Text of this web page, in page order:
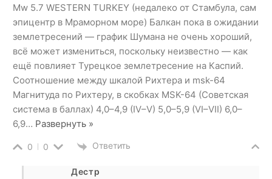
Mw 5.7 WESTERN TURKEY (недалеко от Стамбула, сам
эпицентр в Мраморном море) Балкан пока в ожидании
землетресений — график Шумана не очень хороший,
всё может измениться, поскольку неизвестно — как
ещё повлияет Турецкое землетресение на Каспий.
Соотношение между шкалой Рихтера и msk-64
Магнитуда по Рихтеру, в скобках MSK-64 (Советская
система в баллах) 4,0–4,9 (IV–V) 5,0–5,9 (VI–VII) 6,0–
6,9… Развернуть »
0 0 Ответить
Дестр